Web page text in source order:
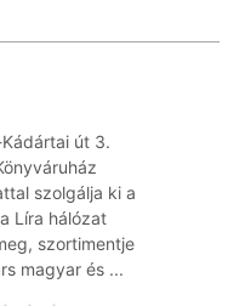
út 3.
szolgálja ki a
Líra hálózat
szortimentje
magyar és ...